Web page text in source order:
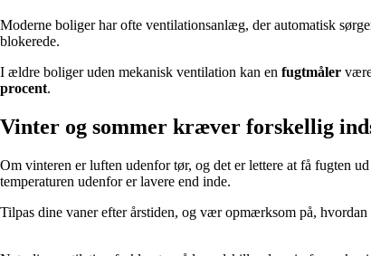
Moderne boliger har ofte ventilationsanlæg, der automatisk
blokerede.
I ældre boliger uden mekanisk ventilation kan en fugtmåler
procent.
Vinter og sommer kræver forskellig
Om vinteren er luften udenfor tør, og det er lettere at få fugten
temperaturen udenfor er lavere end inde.
Tilpas dine vaner efter årstiden, og vær opmærksom på,